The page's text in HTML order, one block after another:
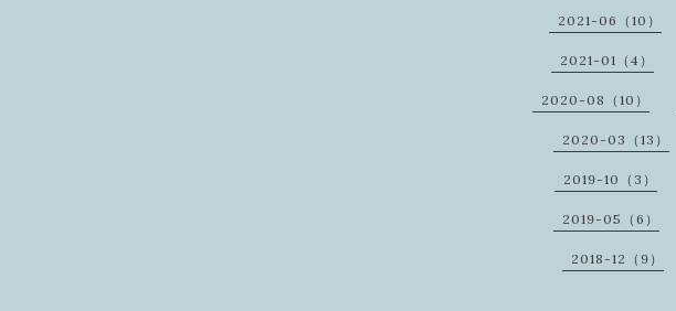
2021-06（10）
2021-01（4）
2020-08（10）
2020-03（13）
2019-10（3）
2019-05（6）
2018-12（9）